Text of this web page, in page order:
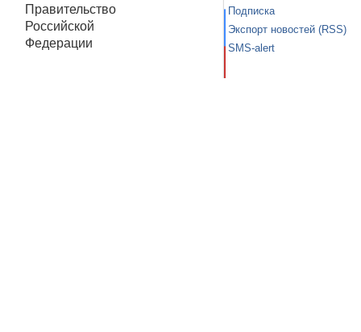
Правительство
Российской
Федерации
Подписка
Экспорт новостей (RSS)
SMS-alert